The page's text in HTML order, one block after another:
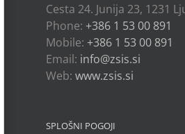
Cesta 24. Junija 23, 1231
Phone: +386 1 53 00 891
Mobile: +386 1 53 00 891
Email: info@zsis.si
Web: www.zsis.si
SPLOŠNI POGOJI